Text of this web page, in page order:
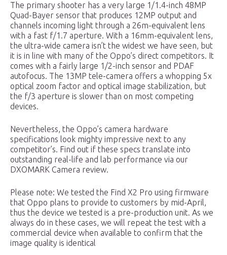
The primary shooter has a very large 1/1.4-inch 48MP
Quad-Bayer sensor that produces 12MP output and
channels incoming light through a 26m-equivalent lens
with a fast f/1.7 aperture. With a 16mm-equivalent lens,
the ultra-wide camera isn’t the widest we have seen, but
it is in line with many of the Oppo’s direct competitors. It
comes with a fairly large 1/2-inch sensor and PDAF
autofocus. The 13MP tele-camera offers a whopping 5x
optical zoom factor and optical image stabilization, but
the f/3 aperture is slower than on most competing
devices.
Nevertheless, the Oppo’s camera hardware
specifications look mighty impressive next to any
competitor’s. Find out if these specs translate into
outstanding real-life and lab performance via our
DXOMARK Camera review.
Please note: We tested the Find X2 Pro using firmware
that Oppo plans to provide to customers by mid-April,
thus the device we tested is a pre-production unit. As we
always do in these cases, we will repeat the test with a
commercial device when available to confirm that the
image quality is identical